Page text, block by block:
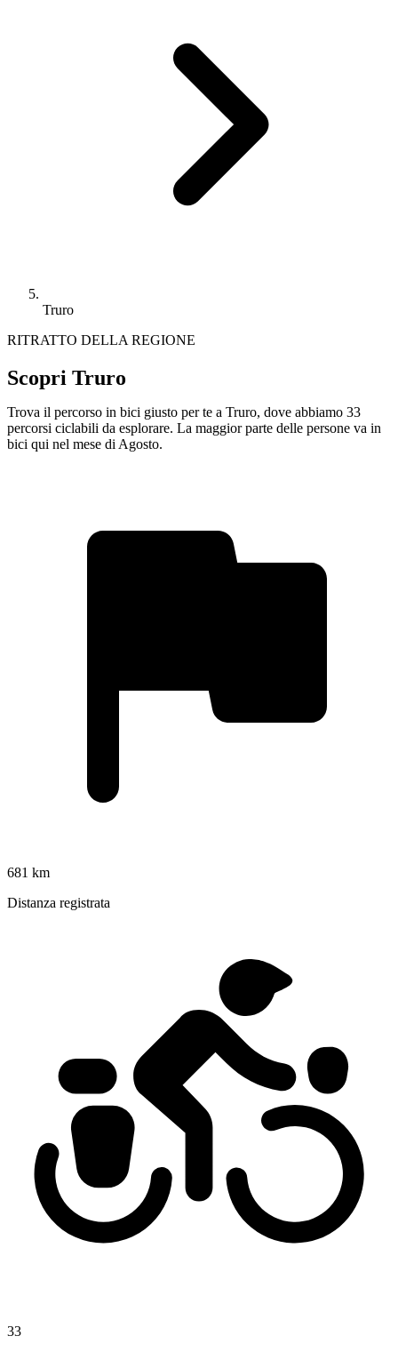
Truro
RITRATTO DELLA REGIONE
Scopri Truro
Trova il percorso in bici giusto per te a Truro, dove abbiamo 33
percorsi ciclabili da esplorare. La maggior parte delle persone va in
bici qui nel mese di Agosto.
681 km
Distanza registrata
33